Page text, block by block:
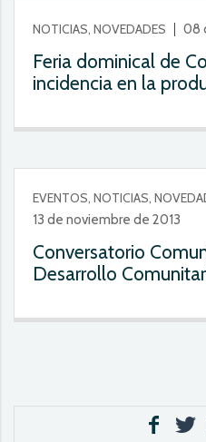
NOTICIAS, NOVEDADES 08
Feria dominical de
incidencia en la
EVENTOS, NOTICIAS,
13 de noviembre de 2013
Conversatorio
Desarrollo